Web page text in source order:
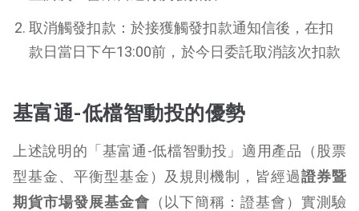
取消觸發扣款：於接獲觸發扣款通知信後，在扣
款日當日下午13:00前，於今日委託取消該次扣款
基富通-低檔智動投的優勢
上述說明的「基富通-低檔智動投」適用產品（股票
型基金、平衡型基金）及規則機制，皆經過證券暨
期貨市場發展基金會 （以下簡稱：證基會）實測驗